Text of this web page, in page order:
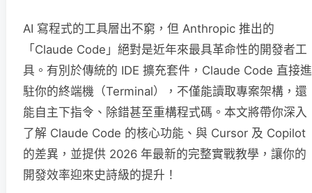
AI 寫程式的工具層出不窮，但 Anthropic 推出的
「Claude Code」絕對是近年來最具革命性的開發者工
具。有別於傳統的 IDE 擴充套件，Claude Code 直接進
駐你的終端機（Terminal），不僅能讀取專案架構，還
能自主下指令、除錯甚至重構程式碼。本文將帶你深入
了解 Claude Code 的核心功能、與 Cursor 及 Copilot
的差異，並提供 2026 年最新的完整實戰教學，讓你的
開發效率迎來史詩級的提升！